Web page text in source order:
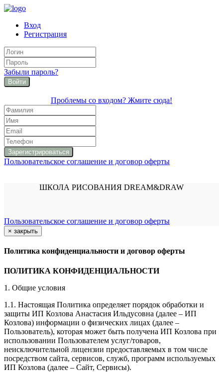
Вход
Регистрация
Забыли пароль?
Войти
Проблемы со входом? Жмите сюда!
Пользовательское соглашение и договор оферты
ШКОЛА РИСОВАНИЯ DREAM&DRAW
Пользовательское соглашение и договор оферты
× закрыть
Политика конфиденциальности и договор оферты
ПОЛИТИКА КОНФИДЕНЦИАЛЬНОСТИ
1. Общие условия
1.1. Настоящая Политика определяет порядок обработки и
защиты ИП Козлова Анастасия Ильдусовна (далее – ИП
Козлова) информации о физических лицах (далее –
Пользователь), которая может быть получена ИП Козлова при
использовании Пользователем услуг/товаров,
неисключительной лицензии предоставляемых в том числе
посредством сайта, сервисов, служб, программ используемых
ИП Козлова (далее – Сайт, Сервисы).